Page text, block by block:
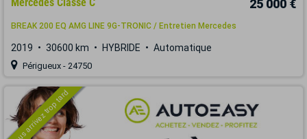
25 000 €
BREAK 200 EQ AMG LINE 9G-TRONIC / Entretien Mercedes
2019 30600 km HYBRIDE Automatique
Périgueux - 24750
Vous arrivez trop tard